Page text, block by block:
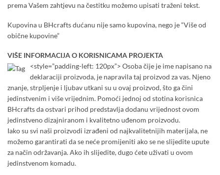
prema Vašem zahtjevu na čestitku možemo upisati traženi tekst.
Kupovina u BHcrafts dućanu nije samo kupovina, nego je “Više od
obične kupovine”
VIŠE INFORMACIJA O KORISNICAMA PROJEKTA
<style=”padding-left: 120px”> Osoba čije je ime napisano na
deklaraciji proizvoda, je napravila taj proizvod za vas. Njeno
znanje, strpljenje i ljubav utkani su u ovaj proizvod, što ga čini
jedinstvenim i više vrijednim. Pomoći jednoj od stotina korisnica
BHcrafts da ostvari prihod predstavlja dodanu vrijednost ovom
jedinstveno dizajniranom i kvalitetno uđenom proizvodu.
Iako su svi naši proizvodi izrađeni od najkvalitetnijih materijala, ne
možemo garantirati da se neće promijeniti ako se ne slijedite upute
za način održavanja. Ako ih slijedite, dugo ćete uživati u ovom
jedinstvenom komadu.